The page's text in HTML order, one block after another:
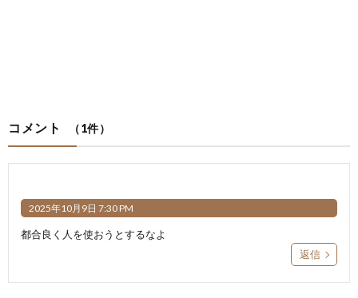
コメント （1件）
2025年10月9日 7:30 PM
都合良く人を使おうとするなよ
返信